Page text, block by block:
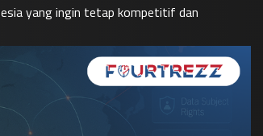
yang ingin tetap kompetitif dan